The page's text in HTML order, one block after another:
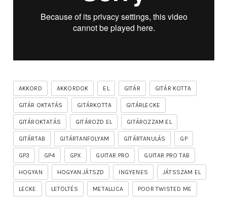
AKKORD AKKORDOK EL GITÁR GITÁR KOTTA
GITÁR OKTATÁS GITÁRKOTTA GITÁRLECKE
GITÁROKTATÁS GITÁROZD EL GITÁROZZAM EL
GITÁRTAB GITÁRTANFOLYAM GITÁRTANULÁS GP
GP3 GP4 GPX GUITAR PRO GUITAR PRO TAB
HOGYAN HOGYAN JÁTSZD INGYENES JÁTSSZAM EL
LECKE LETÖLTÉS METALLICA POOR TWISTED ME